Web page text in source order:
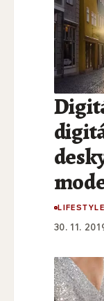
LIFESTYLE
30. 11.